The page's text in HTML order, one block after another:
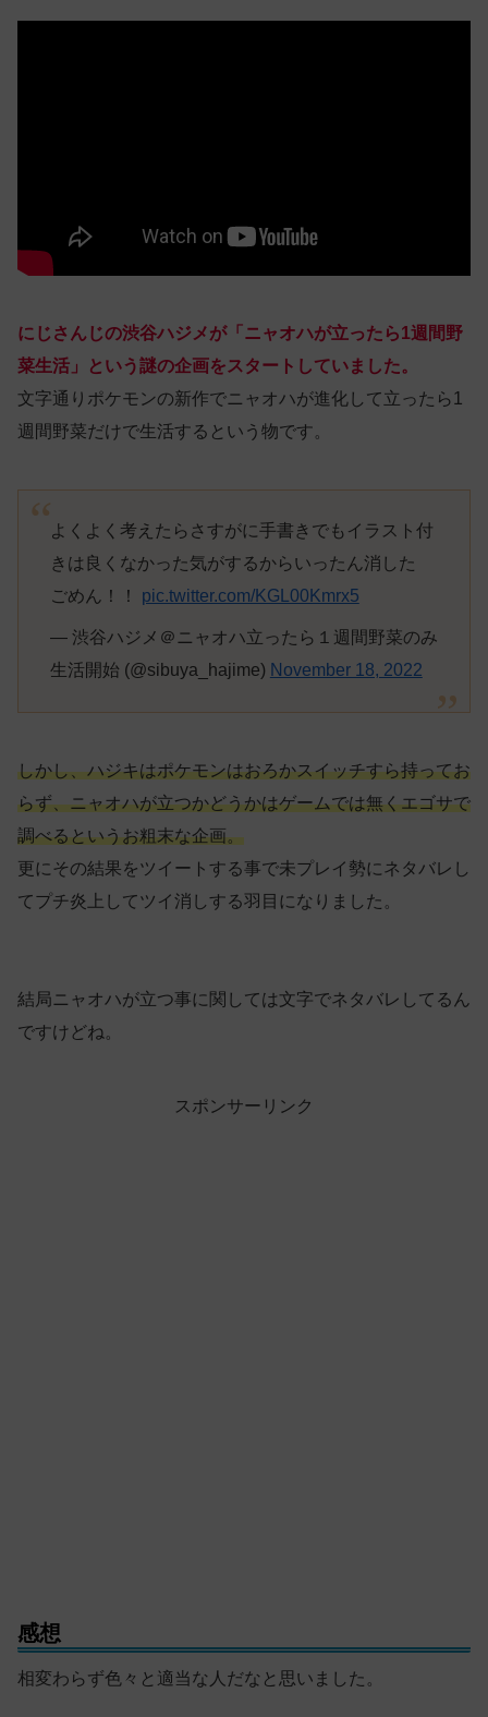
にじさんじの渋谷ハジメが「ニャオハが立ったら1週間野
菜生活」という謎の企画をスタートしていました。
文字通りポケモンの新作でニャオハが進化して立ったら1
週間野菜だけで生活するという物です。
よくよく考えたらさすがに手書きでもイラスト付
きは良くなかった気がするからいったん消した
ごめん！！ pic.twitter.com/KGL00Kmrx5
— 渋谷ハジメ＠ニャオハ立ったら１週間野菜のみ
生活開始 (@sibuya_hajime) November 18, 2022
しかし、ハジキはポケモンはおろかスイッチすら持ってお
らず、ニャオハが立つかどうかはゲームでは無くエゴサで
調べるというお粗末な企画。
更にその結果をツイートする事で未プレイ勢にネタバレし
てプチ炎上してツイ消しする羽目になりました。
結局ニャオハが立つ事に関しては文字でネタバレしてるん
ですけどね。
スポンサーリンク
感想
相変わらず色々と適当な人だなと思いました。